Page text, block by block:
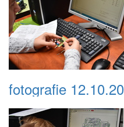
fotografie